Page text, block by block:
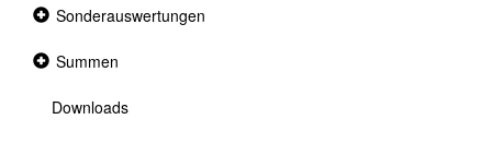
Collapsed
Sonderauswertungen
Collapsed
Summen
Downloads